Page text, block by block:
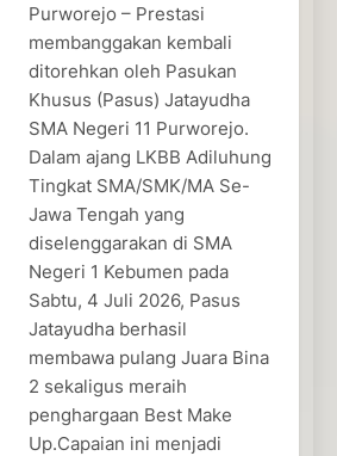
Purworejo – Prestasi
membanggakan kembali
ditorehkan oleh Pasukan
Khusus (Pasus) Jatayudha
SMA Negeri 11 Purworejo.
Dalam ajang LKBB Adiluhung
Tingkat SMA/SMK/MA Se-
Jawa Tengah yang
diselenggarakan di SMA
Negeri 1 Kebumen pada
Sabtu, 4 Juli 2026, Pasus
Jatayudha berhasil
membawa pulang Juara Bina
2 sekaligus meraih
penghargaan Best Make
Up.Capaian ini menjadi